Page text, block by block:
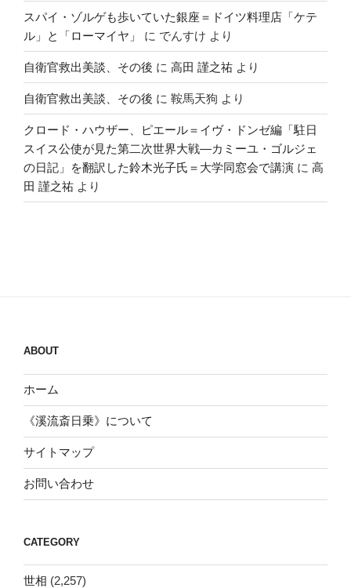
スパイ・ゾルゲも歩いていた銀座＝ドイツ料理店「ケテ
ル」と「ローマイヤ」
に でんすけ より
自衛官救出美談、その後 に 高田 謹之祐 より
自衛官救出美談、その後 に 鞍馬天狗 より
クロード・ハウザー、ピエール＝イヴ・ドンゼ編「駐日
スイス公使が見た第二次世界大戦―カミーユ・ゴルジェ
の日記」を翻訳した鈴木光子氏＝大学同窓会で講演 に 高
田 謹之祐 より
ABOUT
ホーム
《溪流斎日乗》について
サイトマップ
お問い合わせ
CATEGORY
世相 (2,257)